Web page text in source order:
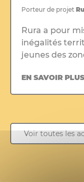
Porteur de projet
Rura a pour
inégalités
jeunes des
EN SAVOIR PLUS
Voir toutes les